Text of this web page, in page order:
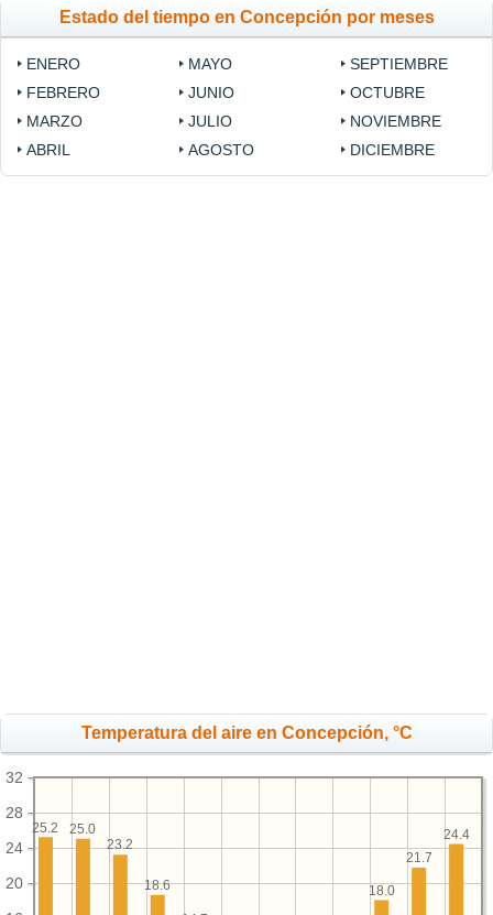
Estado del tiempo en Concepción por meses
ENERO
FEBRERO
MARZO
ABRIL
MAYO
JUNIO
JULIO
AGOSTO
SEPTIEMBRE
OCTUBRE
NOVIEMBRE
DICIEMBRE
Temperatura del aire en Concepción, °C
20
24
28
32
24.4
21.7
18.0
18.6
23.2
25.0
25.2